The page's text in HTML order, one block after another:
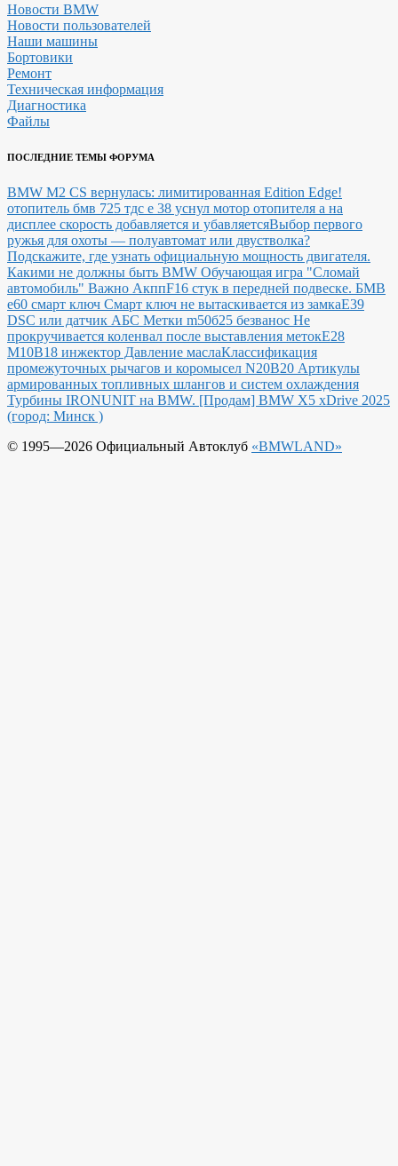
Новости BMW
Новости пользователей
Наши машины
Бортовики
Ремонт
Техническая информация
Диагностика
Файлы
ПОСЛЕДНИЕ ТЕМЫ ФОРУМА
BMW M2 CS вернулась: лимитированная Edition Edge!
отопитель бмв 725 тдс е 38 уснул мотор отопителя а на
дисплее скорость добавляется и убавляетсяВыбор первого
ружья для охоты — полуавтомат или двустволка?
Подскажите, где узнать официальную мощность двигателя.
Какими не должны быть BMW Обучающая игра "Сломай
автомобиль" Важно АкппF16 стук в передней подвеске. БМВ
е60 смарт ключ Смарт ключ не вытаскивается из замкаE39
DSC или датчик АБС Метки m50б25 безванос Не
прокручивается коленвал после выставления метокЕ28
М10В18 инжектор Давление маслаКлассификация
промежуточных рычагов и коромысел N20B20 Артикулы
армированных топливных шлангов и систем охлаждения
Турбины IRONUNIT на BMW. [Продам] BMW X5 xDrive 2025
(город: Минск )
© 1995—2026 Официальный Автоклуб «BMWLAND»